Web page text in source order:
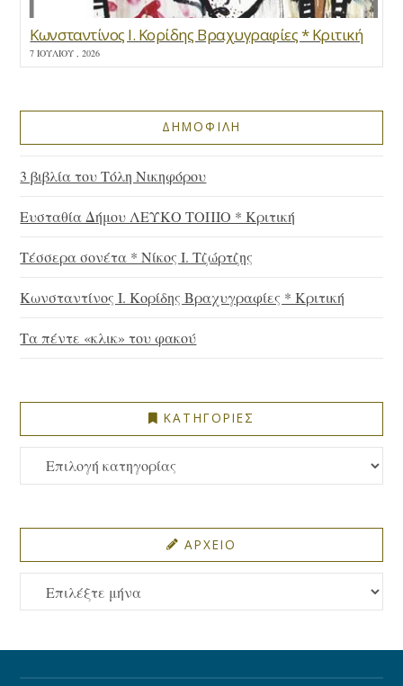
Κωνσταντίνος Ι. Κορίδης Βραχυγραφίες * Κριτική
7 ΙΟΥΛΊΟΥ , 2026
ΔΗΜΟΦΙΛΗ
3 βιβλία του Τόλη Νικηφόρου
Ευσταθία Δήμου ΛΕΥΚΟ ΤΟΠΙΟ * Κριτική
Τέσσερα σονέτα * Νίκος Ι. Τζώρτζης
Κωνσταντίνος Ι. Κορίδης Βραχυγραφίες * Κριτική
Τα πέντε «κλικ» του φακού
ΚΑΤΗΓΟΡΙΕΣ
ΚΑΤΗΓΟΡΙΕΣ
ΑΡΧΕΙΟ
ΑΡΧΕΙΟ